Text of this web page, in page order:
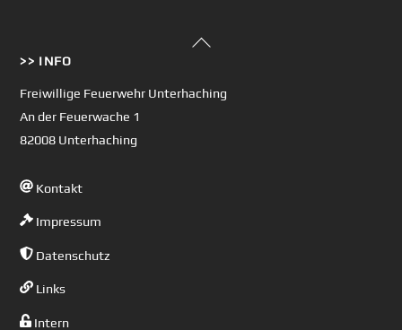
Back
>> INFO
Freiwillige Feuerwehr Unterhaching
An der Feuerwache 1
82008 Unterhaching
Kontakt
Impressum
Datenschutz
Links
Intern